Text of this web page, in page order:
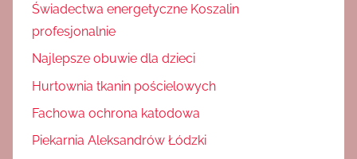
Świadectwa energetyczne Koszalin
profesjonalnie
Najlepsze obuwie dla dzieci
Hurtownia tkanin pościelowych
Fachowa ochrona katodowa
Piekarnia Aleksandrów Łódzki